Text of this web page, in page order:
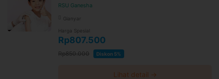
RSU Ganesha
Gianyar
Harga Spesial
Rp807.500
Rp850.000 Diskon 5%
Lihat detail →